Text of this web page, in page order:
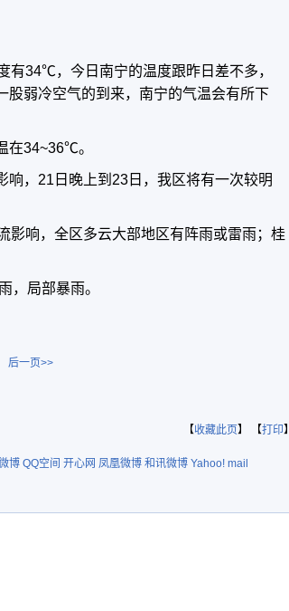
有34℃，今日南宁的温度跟昨日差不多，
股弱冷空气的到来，南宁的气温会有所下
在34~36℃。
响，21日晚上到23日，我区将有一次较明
影响，全区多云大部地区有阵雨或雷雨；桂
，局部暴雨。
后一页>>
【收藏此页】 【打印】
博 QQ空间 开心网 凤凰微博 和讯微博 Yahoo! mail